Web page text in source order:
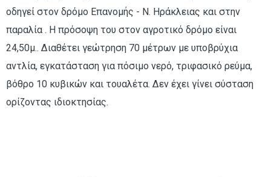
οδηγεί στον δρόμο Επανομής - Ν. Ηράκλειας και στην
παραλία . Η πρόσοψη του στον αγροτικό δρόμο είναι
24,50μ.. Διαθέτει γεώτρηση 70 μέτρων με υποβρύχια
αντλία, εγκατάσταση για πόσιμο νερό, τριφασικό ρεύμα,
βόθρο 10 κυβικών και τουαλέτα. Δεν έχει γίνει σύσταση
ορίζοντας ιδιοκτησίας.